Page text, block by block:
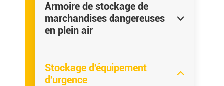
Armoire de stockage de
marchandises dangereuses
en plein air

Stockage d'équipement
d'urgence
